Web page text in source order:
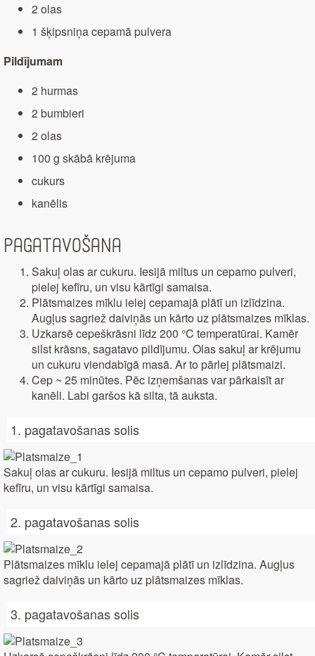
2 olas
1 šķipsniņa cepamā pulvera
Pildījumam
2 hurmas
2 bumbieri
2 olas
100 g skābā krējuma
cukurs
kanēlis
Pagatavošana
Sakuļ olas ar cukuru. Iesijā miltus un cepamo pulveri,
pielej kefīru, un visu kārtīgi samaisa.
Plātsmaizes mīklu ielej cepamajā plātī un izlīdzina.
Augļus sagriež daiviņās un kārto uz plātsmaizes mīklas.
Uzkarsē cepeškrāsni līdz 200 °C temperatūrai. Kamēr
silst krāsns, sagatavo pildījumu. Olas sakuļ ar krējumu
un cukuru viendabīgā masā. Ar to pārlej plātsmaizi.
Cep ~ 25 minūtes. Pēc izņemšanas var pārkaisīt ar
kanēli. Labi garšos kā silta, tā auksta.
1. pagatavošanas solis
Sakuļ olas ar cukuru. Iesijā miltus un cepamo pulveri, pielej
kefīru, un visu kārtīgi samaisa.
2. pagatavošanas solis
Plātsmaizes mīklu ielej cepamajā plātī un izlīdzina. Augļus
sagriež daiviņās un kārto uz plātsmaizes mīklas.
3. pagatavošanas solis